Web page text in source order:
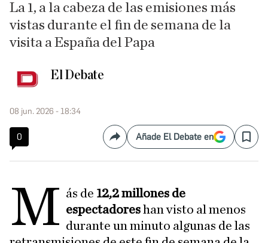
La 1, a la cabeza de las emisiones más
vistas durante el fin de semana de la
visita a España del Papa
El Debate
08 jun. 2026 - 18:34
0 CompartirAñade El Debate en Save
M ás de 12,2 millones de
espectadoreshan visto al menos
durante un minuto algunas de las